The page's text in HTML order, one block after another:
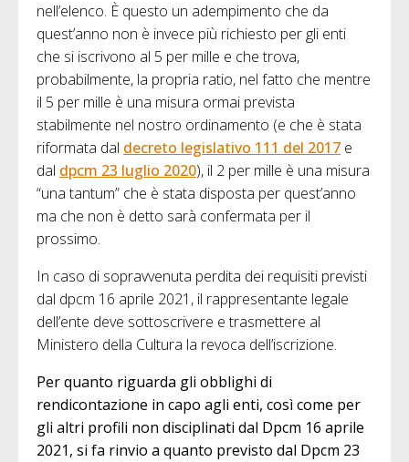
nell’elenco. È questo un adempimento che da
quest’anno non è invece più richiesto per gli enti
che si iscrivono al 5 per mille e che trova,
probabilmente, la propria ratio, nel fatto che mentre
il 5 per mille è una misura ormai prevista
stabilmente nel nostro ordinamento (e che è stata
riformata dal decreto legislativo 111 del 2017 e
dal dpcm 23 luglio 2020), il 2 per mille è una misura
“una tantum” che è stata disposta per quest’anno
ma che non è detto sarà confermata per il
prossimo.
In caso di sopravvenuta perdita dei requisiti previsti
dal dpcm 16 aprile 2021, il rappresentante legale
dell’ente deve sottoscrivere e trasmettere al
Ministero della Cultura la revoca dell’iscrizione.
Per quanto riguarda gli obblighi di
rendicontazione in capo agli enti, così come per
gli altri profili non disciplinati dal Dpcm 16 aprile
2021, si fa rinvio a quanto previsto dal Dpcm 23